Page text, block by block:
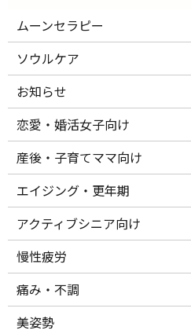
ムーンセラピー
ソウルケア
お知らせ
恋愛・婚活女子向け
産後・子育てママ向け
エイジング・更年期
アクティブシニア向け
慢性疲労
痛み・不調
美姿勢